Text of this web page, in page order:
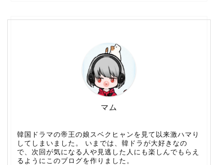
マム
韓国ドラマの帝王の娘スベクヒャンを見て以来激ハマり
してしまいました。 いまでは、韓ドラが大好きなの
で、次回が気になる人や見逃した人にも楽しんでもらえ
るようにこのブログを作りました。